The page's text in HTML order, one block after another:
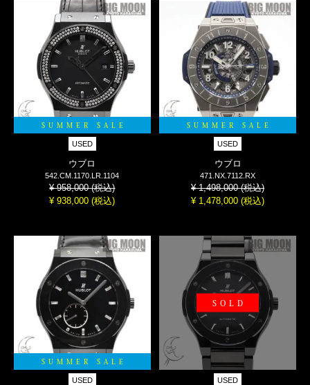
SUMMER SALE
USED
ウブロ
542.CM.1170.LR.1104
¥ 958,000(税込)
¥ 938,000(税込)
SUMMER SALE
USED
ウブロ
471.NX.7112.RX
¥ 1,498,000(税込)
¥ 1,478,000(税込)
SUMMER SALE
USED
SOLD
USED